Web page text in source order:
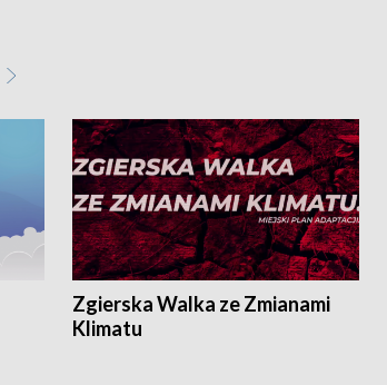
Zgierska Walka ze Zmianami
Klimatu